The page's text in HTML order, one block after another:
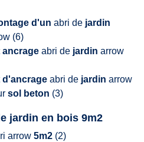
d'un abri de jardin
(6)
ancrage abri de jardin arrow
d'ancrage abri de jardin arrow
sol beton (3)
jardin en bois 9m2
arrow 5m2 (2)